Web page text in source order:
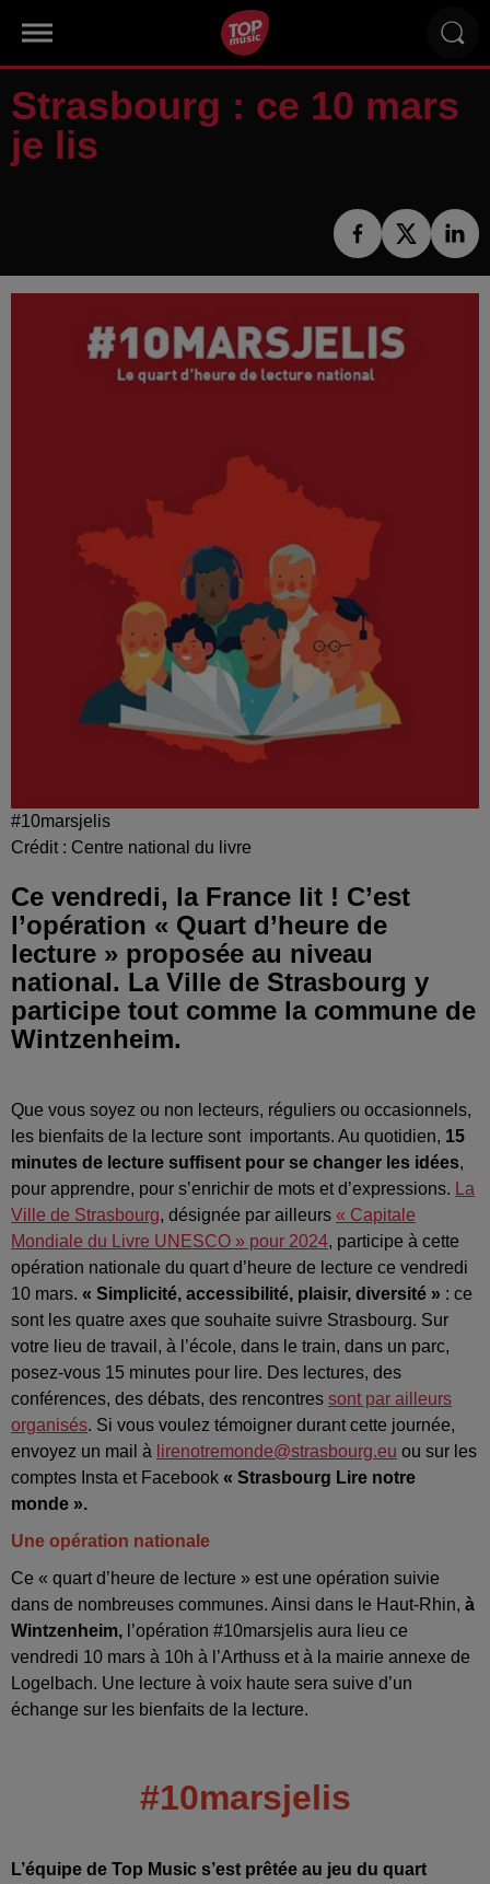
Strasbourg : ce 10 mars
je lis
#10marsjelis
Crédit : Centre national du livre
Ce vendredi, la France lit ! C’est
l’opération « Quart d’heure de
lecture » proposée au niveau
national. La Ville de Strasbourg y
participe tout comme la commune de
Wintzenheim.
Que vous soyez ou non lecteurs, réguliers ou occasionnels,
les bienfaits de la lecture sont importants. Au quotidien, 15
minutes de lecture suffisent pour se changer les idées,
pour apprendre, pour s’enrichir de mots et d’expressions. La
Ville de Strasbourg, désignée par ailleurs « Capitale
Mondiale du Livre UNESCO » pour 2024, participe à cette
opération nationale du quart d’heure de lecture ce vendredi
10 mars. « Simplicité, accessibilité, plaisir, diversité » : ce
sont les quatre axes que souhaite suivre Strasbourg. Sur
votre lieu de travail, à l’école, dans le train, dans un parc,
posez-vous 15 minutes pour lire. Des lectures, des
conférences, des débats, des rencontres sont par ailleurs
organisés. Si vous voulez témoigner durant cette journée,
envoyez un mail à lirenotremonde@strasbourg.eu ou sur les
comptes Insta et Facebook « Strasbourg Lire notre
monde ».
Une opération nationale
Ce « quart d’heure de lecture » est une opération suivie
dans de nombreuses communes. Ainsi dans le Haut-Rhin, à
Wintzenheim, l’opération #10marsjelis aura lieu ce
vendredi 10 mars à 10h à l’Arthuss et à la mairie annexe de
Logelbach. Une lecture à voix haute sera suive d’un
échange sur les bienfaits de la lecture.
#10marsjelis
L’équipe de Top Music s’est prêtée au jeu du quart